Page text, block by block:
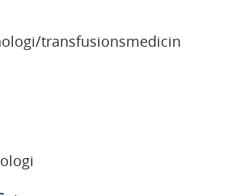
transfusionsmedicin